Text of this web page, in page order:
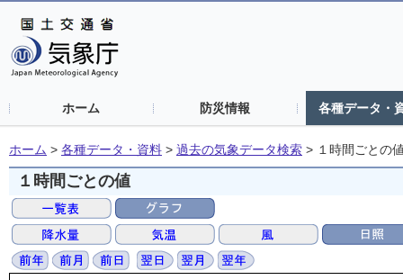
ホーム 防災情報 各種データ・
ホーム > 各種データ・資料 > 過去の気象データ検索 > １時間ごとの
１時間ごとの値